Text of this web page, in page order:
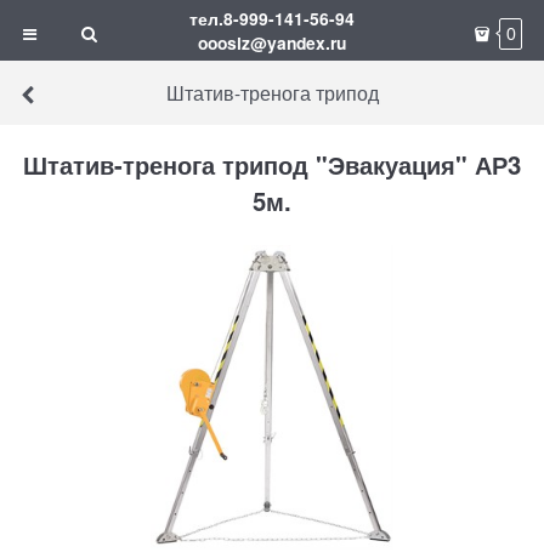
тел.8-999-141-56-94
ooosiz@yandex.ru
0
Штатив-тренога трипод
Штатив-тренога трипод "Эвакуация" АР3
5м.